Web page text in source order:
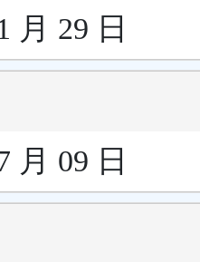
月 29 日
月 09 日